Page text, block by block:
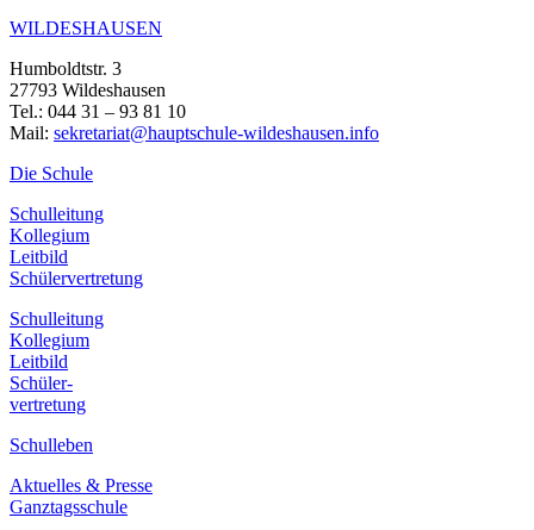
WILDESHAUSEN
Humboldtstr. 3
27793 Wildeshausen
Tel.: 044 31 – 93 81 10
Mail: sekretariat@hauptschule-wildeshausen.info
Die Schule
Schulleitung
Kollegium
Leitbild
Schülervertretung
Schulleitung
Kollegium
Leitbild
Schüler-
vertretung
Schulleben
Aktuelles & Presse
Ganztagsschule